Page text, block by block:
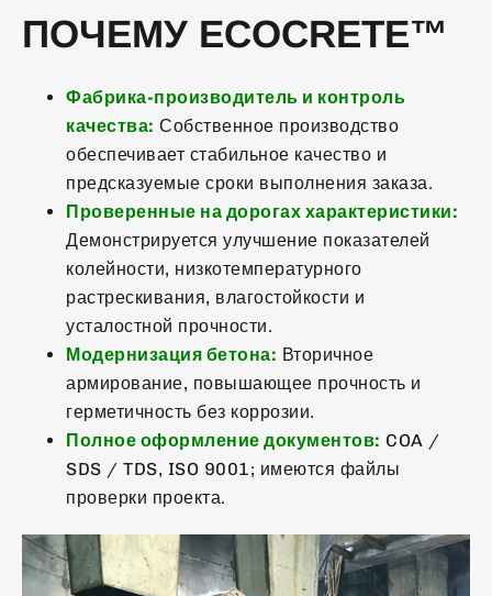
ПОЧЕМУ ECOCRETE™
Фабрика-производитель и контроль
качества: Собственное производство
обеспечивает стабильное качество и
предсказуемые сроки выполнения заказа.
Проверенные на дорогах характеристики:
Демонстрируется улучшение показателей
колейности, низкотемпературного
растрескивания, влагостойкости и
усталостной прочности.
Модернизация бетона: Вторичное
армирование, повышающее прочность и
герметичность без коррозии.
Полное оформление документов: COA /
SDS / TDS, ISO 9001; имеются файлы
проверки проекта.